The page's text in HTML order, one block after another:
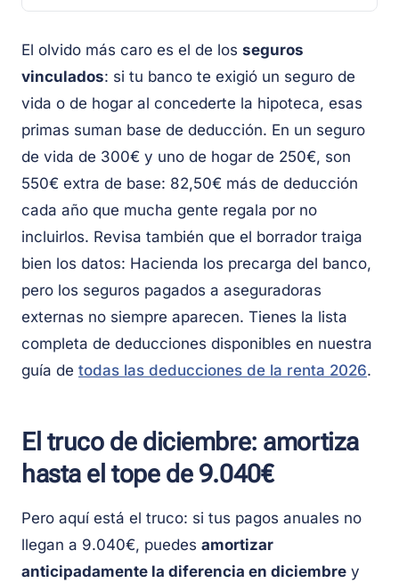
El olvido más caro es el de los seguros
vinculados: si tu banco te exigió un seguro de
vida o de hogar al concederte la hipoteca, esas
primas suman base de deducción. En un seguro
de vida de 300€ y uno de hogar de 250€, son
550€ extra de base: 82,50€ más de deducción
cada año que mucha gente regala por no
incluirlos. Revisa también que el borrador traiga
bien los datos: Hacienda los precarga del banco,
pero los seguros pagados a aseguradoras
externas no siempre aparecen. Tienes la lista
completa de deducciones disponibles en nuestra
guía de todas las deducciones de la renta 2026.
El truco de diciembre: amortiza
hasta el tope de 9.040€
Pero aquí está el truco: si tus pagos anuales no
llegan a 9.040€, puedes amortizar
anticipadamente la diferencia en diciembre y